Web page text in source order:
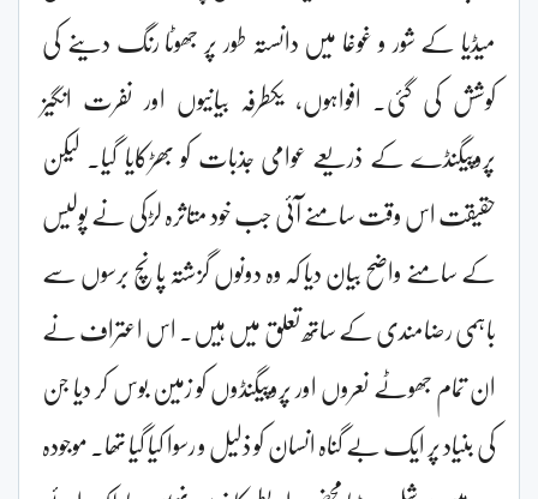
میڈیا کے شور و غوغا میں دانستہ طور پر جھوٹا رنگ دینے کی
کوشش کی گئی۔ افواہوں، یکطرفہ بیانیوں اور نفرت انگیز
پروپیگنڈے کے ذریعے عوامی جذبات کو بھڑکایا گیا۔ لیکن
حقیقت اس وقت سامنے آئی جب خود متاثرہ لڑکی نے پولیس
کے سامنے واضح بیان دیا کہ وہ دونوں گزشتہ پانچ برسوں سے
باہمی رضامندی کے ساتھ تعلق میں ہیں۔ اس اعتراف نے
ان تمام جھوٹے نعروں اور پروپیگنڈوں کو زمین بوس کر دیا جن
کی بنیاد پر ایک بے گناہ انسان کو ذلیل و رسوا کیا گیا تھا۔ موجودہ